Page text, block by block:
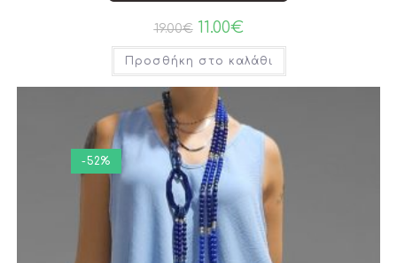
19.00€ 11.00€
Προσθήκη στο καλάθι
-52%